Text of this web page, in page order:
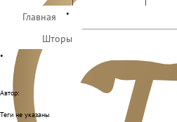
Работы
Главная •
Шторы
•
Автор:
Теги не указаны